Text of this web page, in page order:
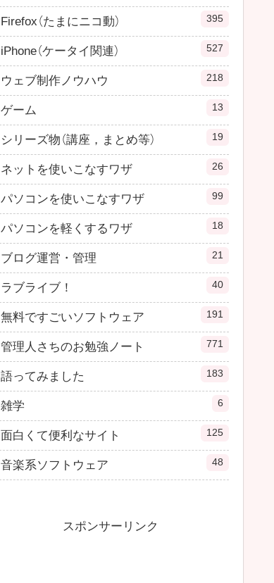
Firefox（たまにニコ動） 395
iPhone（ケータイ関連） 527
ウェブ制作ノウハウ 218
ゲーム 13
シリーズ物（講座，まとめ等） 19
ネットを使いこなすワザ 26
パソコンを使いこなすワザ 99
パソコンを軽くするワザ 18
ブログ運営・管理 21
ラブライブ！ 40
無料ですごいソフトウェア 191
管理人さちのお勉強ノート 771
語ってみました 183
雑学 6
面白くて便利なサイト 125
音楽系ソフトウェア 48
スポンサーリンク